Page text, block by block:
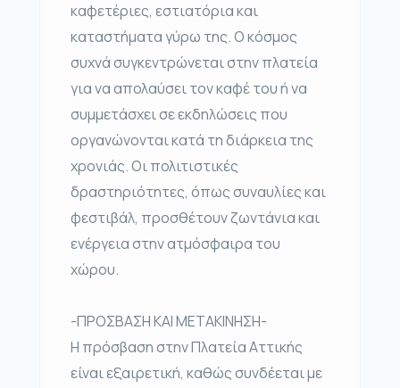
καφετέριες, εστιατόρια και
καταστήματα γύρω της. Ο κόσμος
συχνά συγκεντρώνεται στην πλατεία
για να απολαύσει τον καφέ του ή να
συμμετάσχει σε εκδηλώσεις που
οργανώνονται κατά τη διάρκεια της
χρονιάς. Οι πολιτιστικές
δραστηριότητες, όπως συναυλίες και
φεστιβάλ, προσθέτουν ζωντάνια και
ενέργεια στην ατμόσφαιρα του
χώρου.
-ΠΡΟΣΒΑΣΗ ΚΑΙ ΜΕΤΑΚΙΝΗΣΗ-
Η πρόσβαση στην Πλατεία Αττικής
είναι εξαιρετική, καθώς συνδέεται με